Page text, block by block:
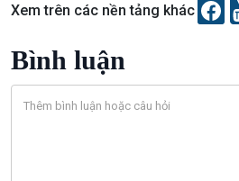
Xem trên các nền tảng khác
Bình luận